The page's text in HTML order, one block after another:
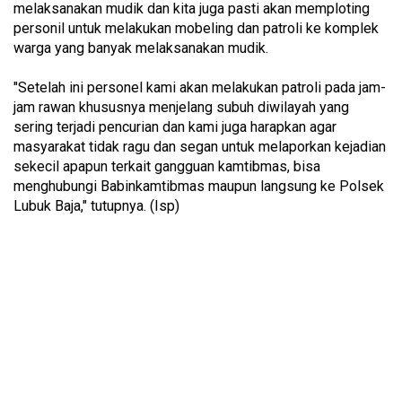
melaksanakan mudik dan kita juga pasti akan memploting
personil untuk melakukan mobeling dan patroli ke komplek
warga yang banyak melaksanakan mudik.
"Setelah ini personel kami akan melakukan patroli pada jam-
jam rawan khususnya menjelang subuh diwilayah yang
sering terjadi pencurian dan kami juga harapkan agar
masyarakat tidak ragu dan segan untuk melaporkan kejadian
sekecil apapun terkait gangguan kamtibmas, bisa
menghubungi Babinkamtibmas maupun langsung ke Polsek
Lubuk Baja," tutupnya. (Isp)